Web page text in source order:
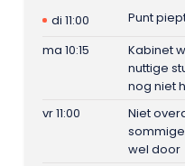
di 11:00
Punt
ma 10:15
Kabinet
nuttige
nog niet
vr 11:00
Niet
wel door